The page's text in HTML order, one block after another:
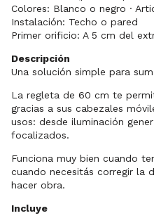
Colores: Blanco o negro ·
Instalación: Techo o pared
Primer orificio: A 5 cm del
Descripción
Una solución simple para
La regleta de 60 cm te
gracias a sus cabezales
usos: desde iluminación
focalizados.
Funciona muy bien cuando
cuando necesitás corregir la
hacer obra.
Incluye